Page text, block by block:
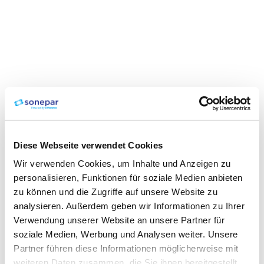
Diese Webseite verwendet Cookies
Wir verwenden Cookies, um Inhalte und Anzeigen zu
personalisieren, Funktionen für soziale Medien anbieten
zu können und die Zugriffe auf unsere Website zu
analysieren. Außerdem geben wir Informationen zu Ihrer
Verwendung unserer Website an unsere Partner für
soziale Medien, Werbung und Analysen weiter. Unsere
Partner führen diese Informationen möglicherweise mit